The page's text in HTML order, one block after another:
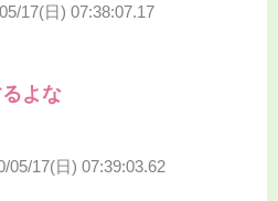
17(日) 07:38:07.17
よな
05/17(日) 07:39:03.62